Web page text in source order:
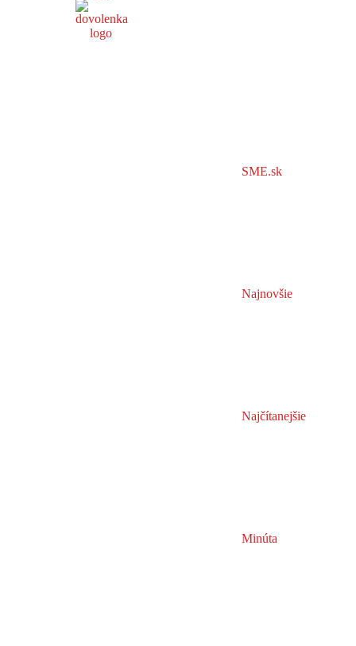
SME.sk
Najnovšie
Najčítanejšie
Minúta